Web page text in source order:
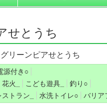
せとうち
グリーンピアせとうち
源付き ○
花火 こども遊具 釣り ○
ストラン 水洗トイレ○ バリア